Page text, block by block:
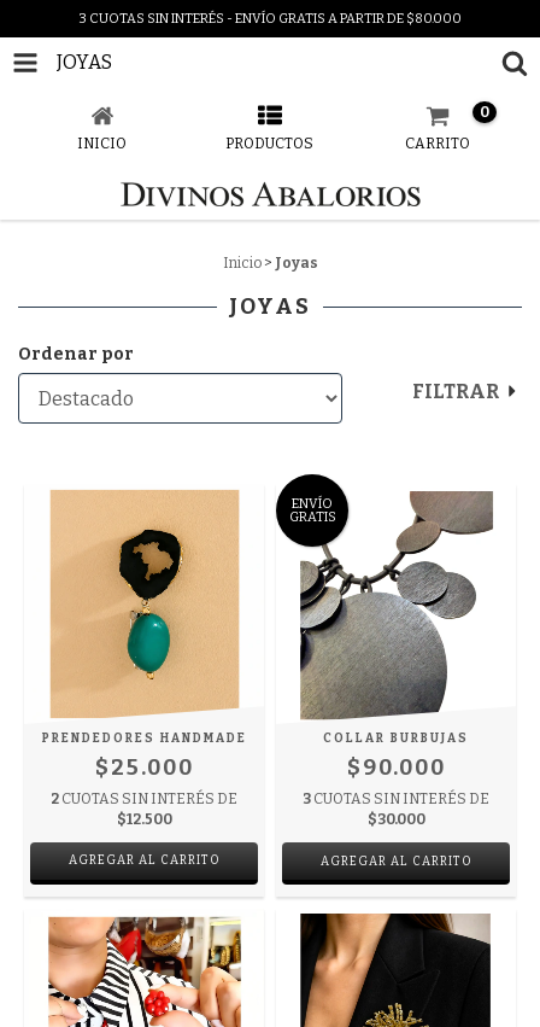
3 CUOTAS SIN INTERÉS - ENVÍO GRATIS A PARTIR DE $80.000
JOYAS
INICIO PRODUCTOS CARRITO
0
Inicio > Joyas
JOYAS
Ordenar por
FILTRAR
PRENDEDORES HANDMADE
$25.000
2 CUOTAS SIN INTERÉS DE
$12.500
AGREGAR AL CARRITO
ENVÍO
GRATIS
COLLAR BURBUJAS
$90.000
3 CUOTAS SIN INTERÉS DE
$30.000